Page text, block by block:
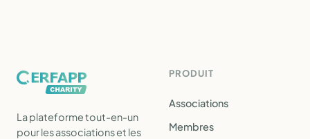
La plateforme tout-en-un
pour les associations et les
PRODUIT
Associations
Membres